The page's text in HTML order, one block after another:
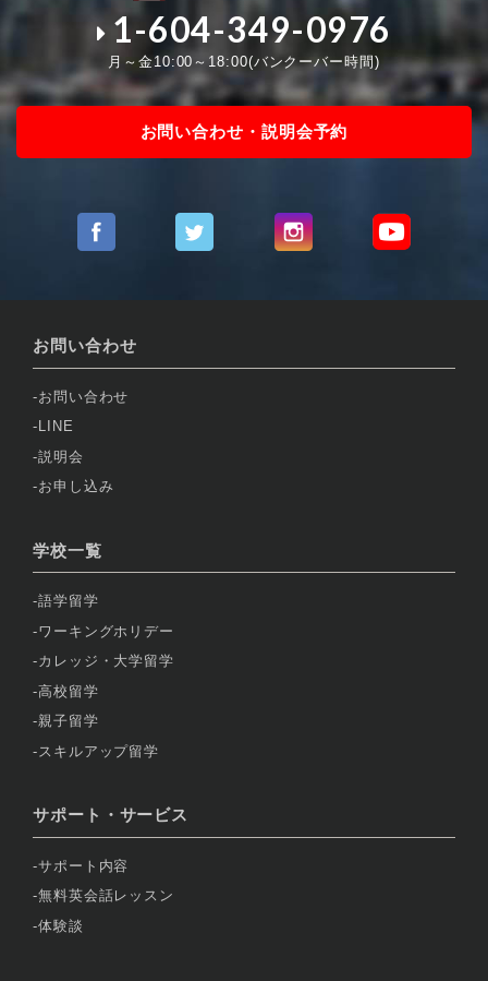
1-604-349-0976
月～金10:00～18:00(バンクーバー時間)
お問い合わせ・説明会予約
お問い合わせ
お問い合わせ
LINE
説明会
お申し込み
学校一覧
語学留学
ワーキングホリデー
カレッジ・大学留学
高校留学
親子留学
スキルアップ留学
サポート・サービス
サポート内容
無料英会話レッスン
体験談